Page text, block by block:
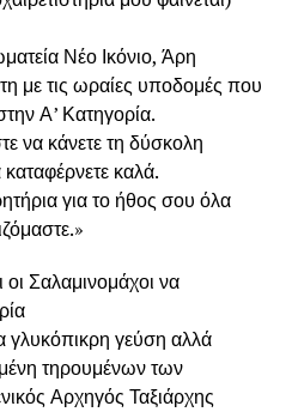
Νέο Ικόνιο, Άρη
με τις ωραίες υποδομές που
Α’ Κατηγορία.
να κάνετε τη δύσκολη
καλά.
για το ήθος σου όλα
οι Σαλαμινομάχοι να
γλυκόπικρη γεύση αλλά
τηρουμένων των
Αρχηγός Ταξιάρχης